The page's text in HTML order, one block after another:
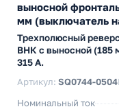
выносной
мм (выключатель
Трехполюсный
ВНК с выносной (185
315 А.
Артикул: SQ0744-0504
Номинальный ток